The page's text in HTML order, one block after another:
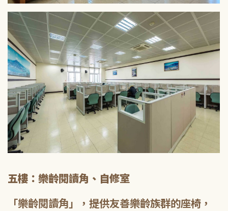
五樓：樂齡閱讀角、自修室
「樂齡閱讀角」，提供友善樂齡族群的座椅，